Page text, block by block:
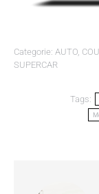
Categorie: AUTO,
SUPERCAR
Tags: